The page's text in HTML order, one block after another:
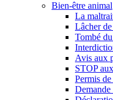
Bien-être animal
La
Lâcher
Tombé
Avis aux
STOP
Permis
Demande